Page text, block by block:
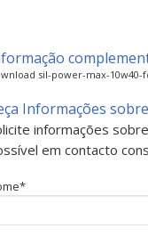
sil-power-max-10w40-
Informações
informações
em contacto